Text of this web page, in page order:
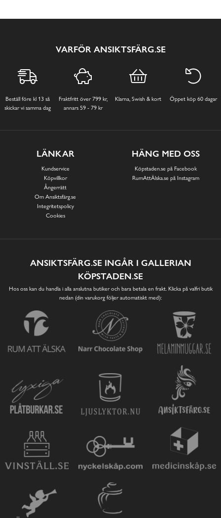
VARFÖR ANSIKTSFÄRG.SE
Beställ före kl 13 så
skickar vi samma dag
Fraktfritt över 799 kr,
annars 59 - 79 kr
Klarna, Swish & kort Öppet köp 60 dagar
LÄNKAR
Kundservice
Köpvillkor
Ångerrätt
Om Ansiktsfärg.se
Integritetspolicy
Cookies
HÄNG MED OSS
Köpstaden.se på Facebook
RumAttÄlska.se på Instagram
ANSIKTSFÄRG.SE INGÅR I GALLERIAN
KÖPSTADEN.SE
Hos oss kan du handla i alla anslutna butiker och bara betala en frakt. Klicka på valfri butik
nedan (din varukorg följer automatiskt med):